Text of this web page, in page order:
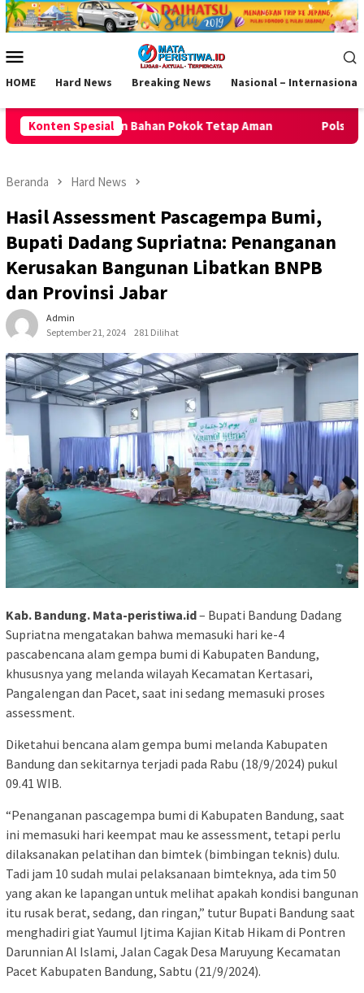
Loncat
ke
Mobile
HOME Hard News Breaking News Nasional – Internasional
Konten Spesial
Aman Polsek Kawali Pastikan Jalan Sehat HUT
Beranda Hard News
Hasil Assessment Pascagempa Bumi,
Bupati Dadang Supriatna: Penanganan
Kerusakan Bangunan Libatkan BNPB
dan Provinsi Jabar
Admin
September 21, 2024
281 Dilihat
Kab. Bandung. Mata-peristiwa.id– Bupati Bandung Dadang
Supriatna mengatakan bahwa memasuki hari ke-4
pascabencana alam gempa bumi di Kabupaten Bandung,
khususnya yang melanda wilayah Kecamatan Kertasari,
Pangalengan dan Pacet, saat ini sedang memasuki proses
assessment.
Diketahui bencana alam gempa bumi melanda Kabupaten
Bandung dan sekitarnya terjadi pada Rabu (18/9/2024) pukul
09.41 WIB.
“Penanganan pascagempa bumi di Kabupaten Bandung, saat
ini memasuki hari keempat mau ke assessment, tetapi perlu
dilaksanakan pelatihan dan bimtek (bimbingan teknis) dulu.
Tadi jam 10 sudah mulai pelaksanaan bimteknya, ada tim 50
yang akan ke lapangan untuk melihat apakah kondisi bangunan
itu rusak berat, sedang, dan ringan,” tutur Bupati Bandung saat
menghadiri giat Yaumul Ijtima Kajian Kitab Hikam di Pontren
Darunnian Al Islami, Jalan Cagak Desa Maruyung Kecamatan
Pacet Kabupaten Bandung, Sabtu (21/9/2024).